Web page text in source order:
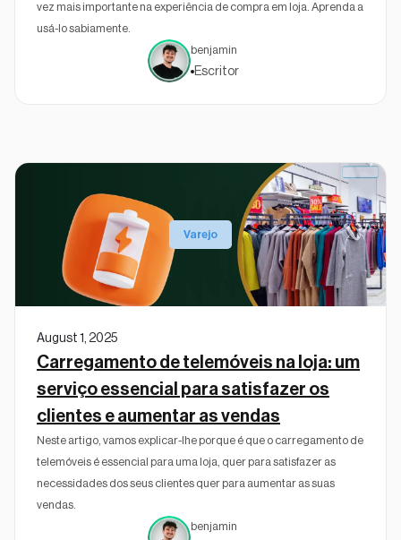
vez mais importante na experiência de compra em loja. Aprenda a
usá-lo sabiamente.
benjamin
Escritor
Varejo
August 1, 2025
Carregamento de telemóveis na loja: um
serviço essencial para satisfazer os
clientes e aumentar as vendas
Neste artigo, vamos explicar-lhe porque é que o carregamento de
telemóveis é essencial para uma loja, quer para satisfazer as
necessidades dos seus clientes quer para aumentar as suas
vendas.
benjamin